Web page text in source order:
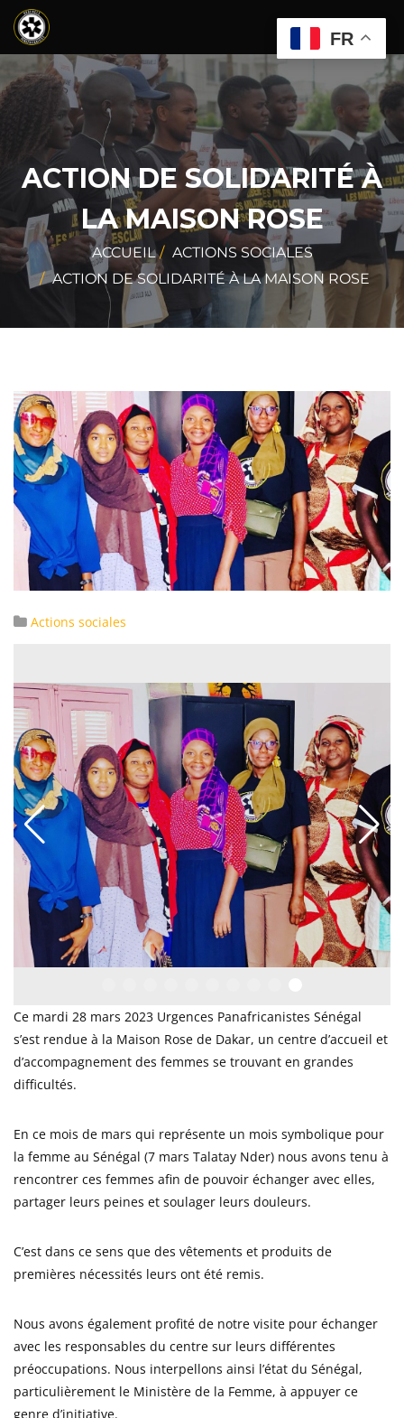
ACTION DE SOLIDARITÉ À
LA MAISON ROSE
ACCUEIL
ACTIONS SOCIALES
ACTION DE SOLIDARITÉ À LA MAISON ROSE
Actions sociales
Ce mardi 28 mars 2023 Urgences Panafricanistes Sénégal
s’est rendue à la Maison Rose de Dakar, un centre d’accueil et
d’accompagnement des femmes se trouvant en grandes
difficultés.
En ce mois de mars qui représente un mois symbolique pour
la femme au Sénégal (7 mars Talatay Nder) nous avons tenu à
rencontrer ces femmes afin de pouvoir échanger avec elles,
partager leurs peines et soulager leurs douleurs.
C’est dans ce sens que des vêtements et produits de
premières nécessités leurs ont été remis.
Nous avons également profité de notre visite pour échanger
avec les responsables du centre sur leurs différentes
préoccupations. Nous interpellons ainsi l’état du Sénégal,
particulièrement le Ministère de la Femme, à appuyer ce
genre d’initiative.
FR